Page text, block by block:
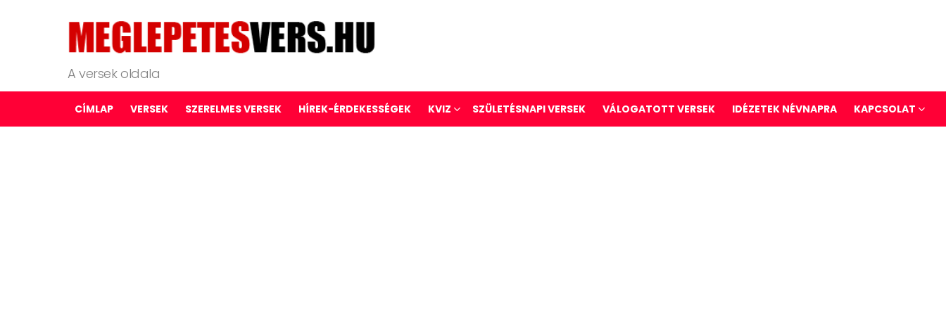
A versek oldala
CÍMLAP VERSEK SZERELMES VERSEK HÍREK-ÉRDEKESSÉGEK KVIZ SZÜLETÉSNAPI VERSEK VÁLOGATOTT VERSEK IDÉZETEK NÉVNAPRA KAPCSOLAT